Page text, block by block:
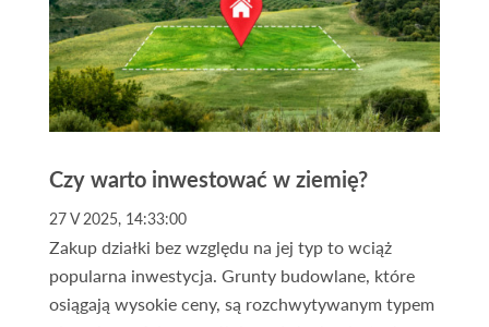
domy o niższym zapotrzebowaniu na energię
rzeczywiście sprzedają się szybciej niż pozostałe.
Czy warto inwestować w ziemię?
27 V 2025, 14:33:00
Zakup działki bez względu na jej typ to wciąż
popularna inwestycja. Grunty budowlane, które
osiągają wysokie ceny, są rozchwytywanym typem